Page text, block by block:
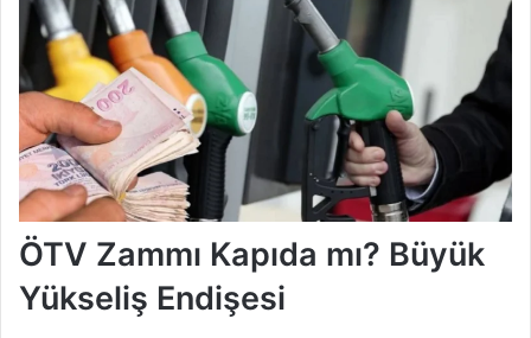
ÖTV Zammı Kapıda mı? Büyük
Yükseliş Endişesi